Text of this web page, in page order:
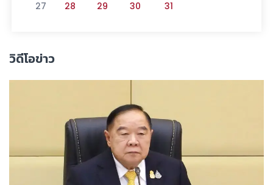
27 28 29 30 31
วิดีโอข่าว